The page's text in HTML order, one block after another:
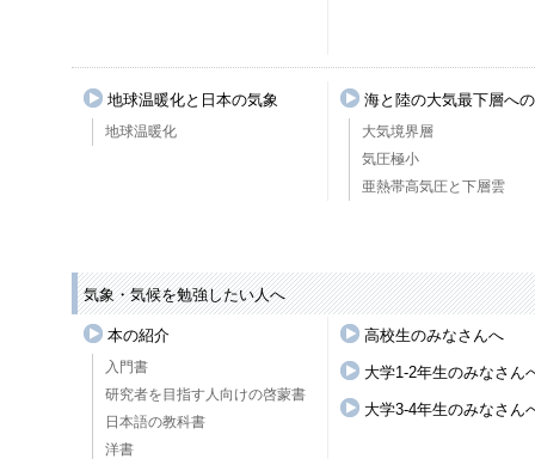
地球温暖化と日本の気象
地球温暖化
海と陸の大気最下層へ
大気境界層
気圧極小
亜熱帯高気圧と下層雲
気象・気候を勉強したい人へ
本の紹介
入門書
研究者を目指す人向けの啓蒙書
日本語の教科書
洋書
高校生のみなさんへ
大学1-2年生のみなさん
大学3-4年生のみなさん